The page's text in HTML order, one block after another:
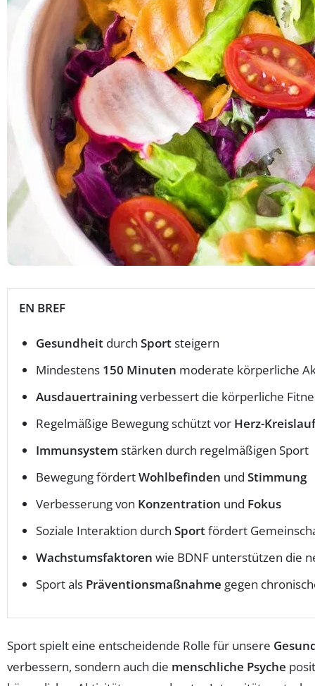
EN BREF
Gesundheit durch Sportsteigern
Mindestens 150 Minuten moderate körperliche
Ausdauertrainingverbessert die körperliche
Regelmäßige Bewegung schützt vor Herz-
Immunsystem stärken durch regelmäßigen Sport
Bewegung fördertWohlbefinden und Stimmung
Verbesserung von Konzentration und Fokus
Soziale Interaktion durch Sportfördert
Wachstumsfaktoren wie BDNF unterstützen die
Sport als Präventionsmaßnahme gegen
Sport spielt eine entscheidende Rolle für unsere
verbessern, sondern auch die menschliche Psyche